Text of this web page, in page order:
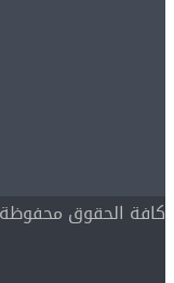
كافة الحقوق محفوظة © 2026 وطن